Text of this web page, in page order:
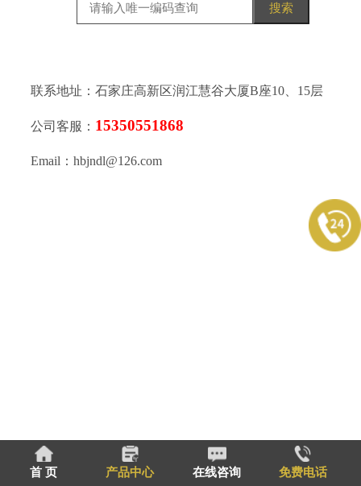
联系地址：石家庄高新区润江慧谷大厦B座10、15层
公司客服： 15350551868
Email：hbjndl@126.com
首 页 产品中心 在线咨询 免费电话